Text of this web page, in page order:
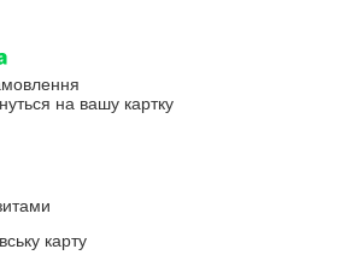
на вашу картку
карту